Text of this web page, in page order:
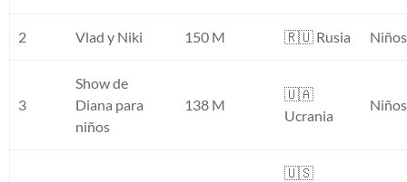
2 Vlad y Niki 150 M 🇷🇺 Rusia Niños
3
Show de
Diana para
niños
138 M
🇺🇦
Ucrania
Niños
🇺🇸